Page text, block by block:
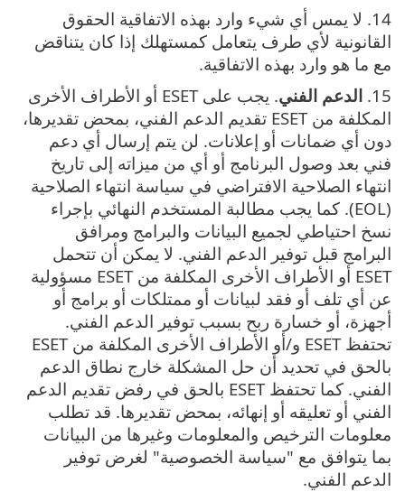
14. لا يمس أي شيء وارد بهذه الاتفاقية الحقوق
القانونية لأي طرف يتعامل كمستهلك إذا كان يتناقض
مع ما هو وارد بهذه الاتفاقية.
15. الدعم الفني
. يجب على ESET أو الأطراف الأخرى
المكلفة من ESET تقديم الدعم الفني، بمحض تقديرها،
دون أي ضمانات أو إعلانات. لن يتم إرسال أي دعم
فني بعد وصول البرنامج أو أي من ميزاته إلى تاريخ
انتهاء الصلاحية الافتراضي في سياسة انتهاء الصلاحية
(EOL). كما يجب مطالبة المستخدم النهائي بإجراء
نسخ احتياطي لجميع البيانات والبرامج ومرافق
البرامج قبل توفير الدعم الفني‎. لا يمكن أن تتحمل
ESET أو الأطراف الأخرى المكلفة من ESET مسؤولية
عن أي تلف أو فقد لبيانات أو ممتلكات أو برامج أو
أجهزة، أو خسارة ربح بسبب توفير الدعم الفني.
تحتفظ ESET و/أو الأطراف الأخرى المكلفة من ESET
بالحق في تحديد أن حل المشكلة خارج نطاق الدعم
الفني. كما تحتفظ ESET بالحق في رفض تقديم الدعم
الفني أو تعليقه أو إنهائه، بمحض تقديرها. قد تطلب
معلومات الترخيص والمعلومات وغيرها من البيانات
بما يتوافق مع "سياسة الخصوصية" لغرض توفير
الدعم الفني.